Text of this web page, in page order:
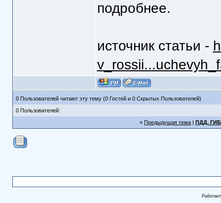
подробнее.
источник статьи -
0 Пользователей читают эту тему (0 Гостей и 0 Скрытых Пользователей)
0 Пользователей:
« Предыдущая тема | ПДД.